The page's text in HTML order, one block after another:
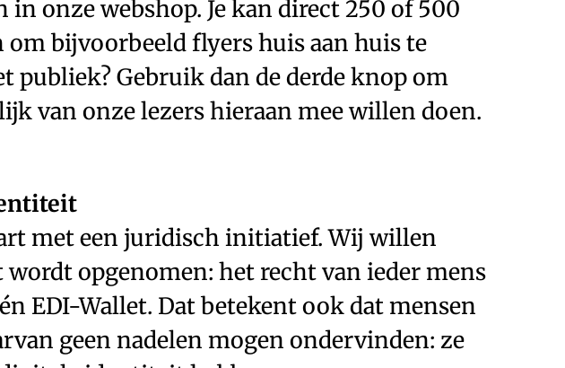
onze webshop. Je kan direct 250 of 500
bijvoorbeeld flyers huis aan huis te
publiek? Gebruik dan de derde knop om
van onze lezers hieraan mee willen doen.
met een juridisch initiatief. Wij willen
opgenomen: het recht van ieder mens
EDI-Wallet. Dat betekent ook dat mensen
geen nadelen mogen ondervinden: ze